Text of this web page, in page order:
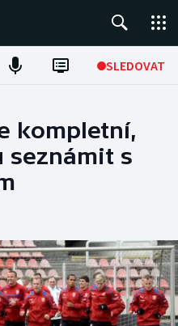
SLEDOVAT
kompletní,
seznámit s